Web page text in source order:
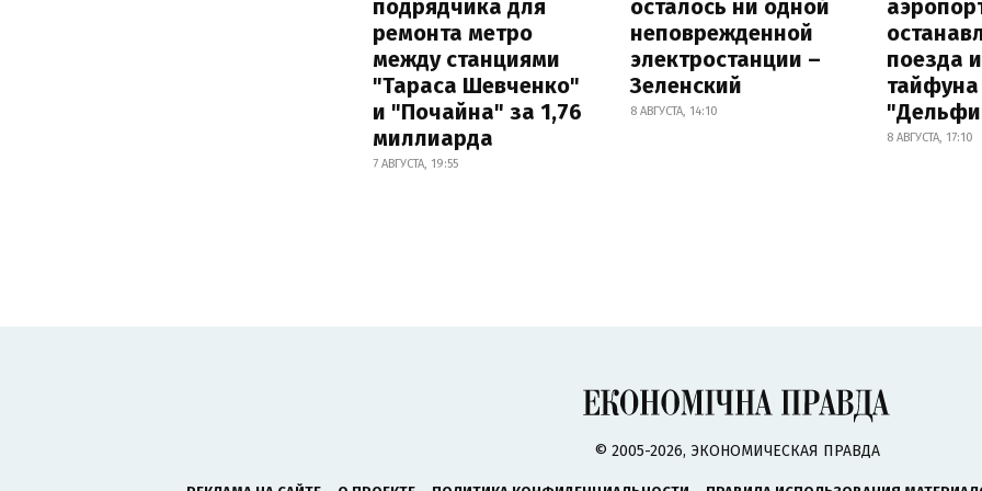
подрядчика для
ремонта метро
между станциями
"Тараса Шевченко"
и "Почайна" за 1,76
миллиарда
7 АВГУСТА, 19:55
осталось ни одной
неповрежденной
электростанции –
Зеленский
8 АВГУСТА, 14:10
поезда
тайфуна
8 АВГУСТА, 17:10
© 2005-2026, ЭКОНОМИЧЕСКАЯ ПРАВДА